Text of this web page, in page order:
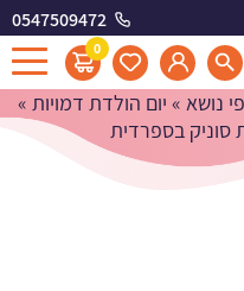
0547509472
0
נושא » יום הולדת דמויות »
סוניק בספרדית